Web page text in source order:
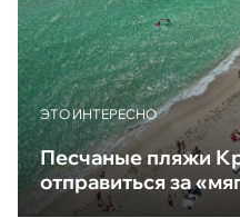
ЭТО ИНТЕРЕСНО
Песчаные пляжи
отправиться за